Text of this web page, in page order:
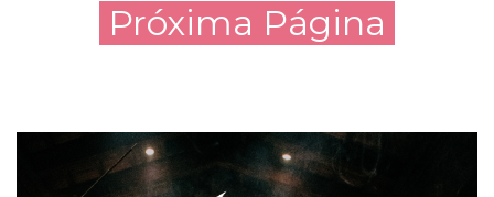
Próxima Página